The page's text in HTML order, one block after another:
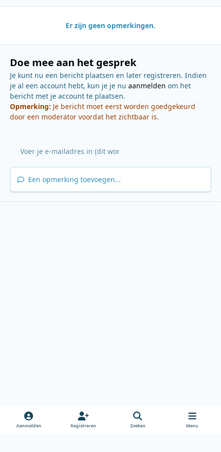
Er zijn geen opmerkingen.
Doe mee aan het gesprek
Je kunt nu een bericht plaatsen en later registreren. Indien
je al een account hebt, kun je je nu aanmelden om het
bericht met je account te plaatsen.
Opmerking: Je bericht moet eerst worden goedgekeurd
door een moderator voordat het zichtbaar is.
Een opmerking toevoegen...
Aanmelden Registreren Zoeken Menu